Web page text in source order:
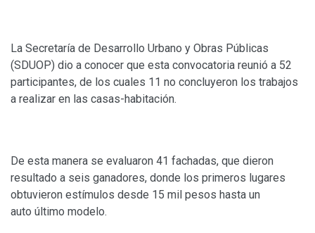
La Secretaría de Desarrollo Urbano y Obras Públicas
(SDUOP) dio a conocer que esta convocatoria reunió a 52
participantes, de los cuales 11 no concluyeron los trabajos
a realizar en las casas-habitación.
De esta manera se evaluaron 41 fachadas, que dieron
resultado a seis ganadores, donde los primeros lugares
obtuvieron estímulos desde 15 mil pesos hasta un
auto último modelo.